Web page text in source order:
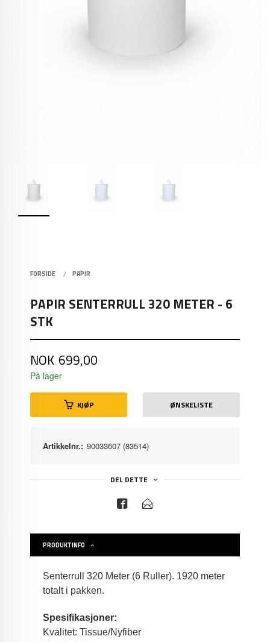
FORSIDE PAPIR
PAPIR SENTERRULL 320 METER - 6
STK
Pris
NOK 699,00
På lager
KJØP ØNSKELISTE
Artikkelnr.: 90033607 (83514)
DEL DETTE
PRODUKTINFO
Senterrull 320 Meter (6 Ruller). 1920 meter
totalt i pakken.
Spesifikasjoner:
Kvalitet: Tissue/Nyfiber